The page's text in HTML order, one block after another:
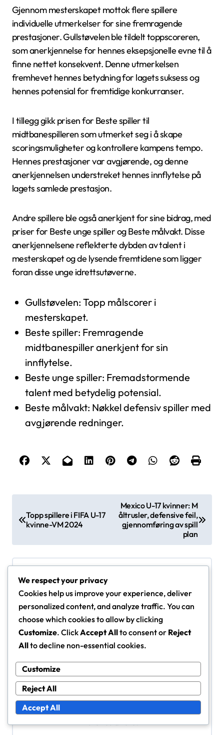
Gjennom mesterskapet mottok flere spillere
individuelle utmerkelser for sine fremragende
prestasjoner. Gullstøvelen ble tildelt toppscoreren,
som anerkjennelse for hennes eksepsjonelle evne til å
finne nettet konsekvent. Denne utmerkelsen
fremhevet hennes betydning for lagets suksess og
hennes potensial for fremtidige konkurranser.
I tillegg gikk prisen for Beste spiller til
midtbanespilleren som utmerket seg i å skape
scoringsmuligheter og kontrollere kampens tempo.
Hennes prestasjoner var avgjørende, og denne
anerkjennelsen understreket hennes innflytelse på
lagets samlede prestasjon.
Andre spillere ble også anerkjent for sine bidrag, med
priser for Beste unge spiller og Beste målvakt. Disse
anerkjennelsene reflekterte dybden av talent i
mesterskapet og de lysende fremtidene som ligger
foran disse unge idrettsutøverne.
Gullstøvelen: Topp målscorer i
mesterskapet.
Beste spiller: Fremragende
midtbanespiller anerkjent for sin
innflytelse.
Beste unge spiller: Fremadstormende
talent med betydelig potensial.
Beste målvakt: Nøkkel defensiv spiller med
avgjørende redninger.
o
n
a
g
a
t
o
n
Topp spillere i FIFA U-17
kvinne-VM 2024
Mexico U-17 kvinner: M
åltrusler, defensive feil,
gjennomføring av spill
plan
By Lila Carter
Lila Carter er en lidenskapelig sportsanalytiker
med fokus på kvinnefotball. Med bakgrunn innen
gir hun innsiktsfull kommentar og analyse av FIFA
U-17 Verdensmesterskapet for kvinner 2024. Lila
tror på kraften i ungdomsidrett til å inspirere og
styrke neste generasjon av kvinnelige
We respect your privacy
Cookies help us improve your experience, deliver
personalized content, and analyze traffic. You can
choose which cookies to allow by clicking
Customize. ClickAccept Allto consent or Reject
Allto decline non-essential cookies.
Customize
Reject All
Accept All